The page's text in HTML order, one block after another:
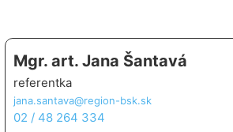
Mgr. art. Jana Šantavá
referentka
jana.santava@region-bsk.sk
02 / 48 264 334